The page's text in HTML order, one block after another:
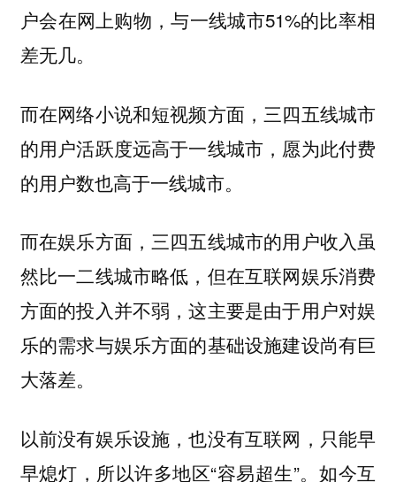
户会在网上购物，与一线城市51%的比率相
差无几。
而在网络小说和短视频方面，三四五线城市
的用户活跃度远高于一线城市，愿为此付费
的用户数也高于一线城市。
而在娱乐方面，三四五线城市的用户收入虽
然比一二线城市略低，但在互联网娱乐消费
方面的投入并不弱，这主要是由于用户对娱
乐的需求与娱乐方面的基础设施建设尚有巨
大落差。
以前没有娱乐设施，也没有互联网，只能早
早熄灯，所以许多地区“容易超生”。如今互